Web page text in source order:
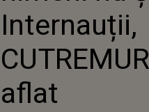
Internauții,
aflat